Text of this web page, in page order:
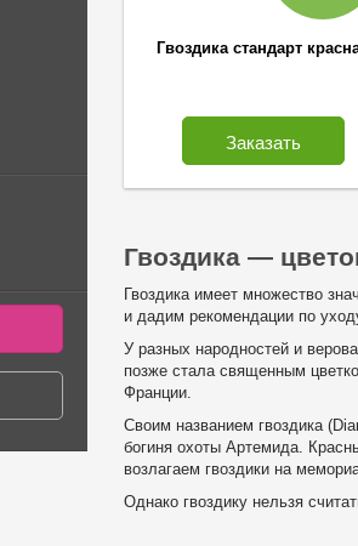
Гвоздика стандарт
Заказать
Гвоздика —
Гвоздика имеет множество
и дадим рекомендации по
У разных народностей и
позже стала священным
Франции.
Своим названием гвоздика
богиня охоты Артемида.
возлагаем гвоздики на
Однако гвоздику нельзя